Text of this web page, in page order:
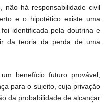
não há responsabilidade civil
e o hipotético existe uma
identificada pela doutrina e
da teoria da perda de uma
benefício futuro provável,
para o sujeito, cuja privação
da probabilidade de alcançar